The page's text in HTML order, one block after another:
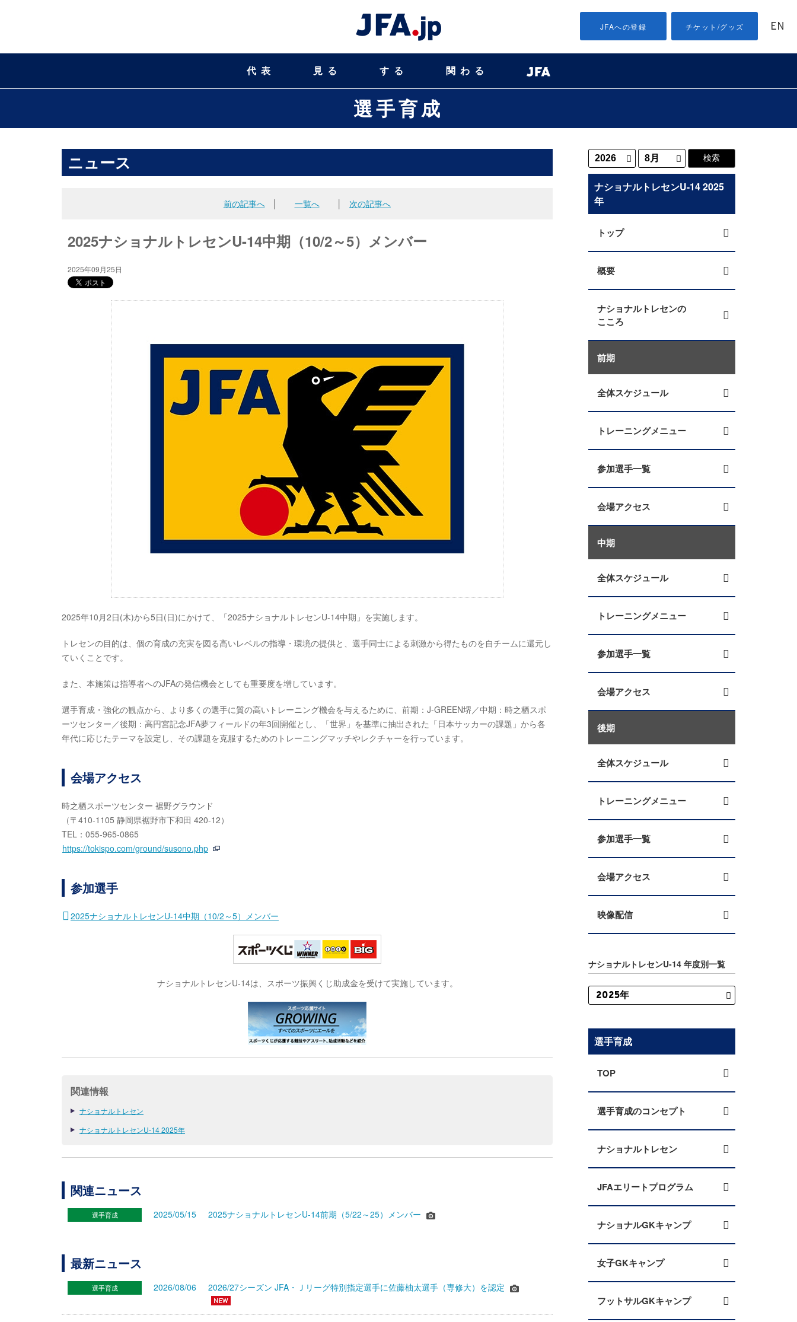
JFAへの登録 チケット/グッズ EN
代表 見る する 関わる
選手育成
ニュース
前の記事へ│ 一覧へ 次の記事へ
2025ナショナルトレセンU-14中期（10/2～5）メンバー
2025年09月25日
2025年10月2日(木)から5日(日)にかけて、「2025ナショナルトレセンU-14中期」を実施します。
トレセンの目的は、個の育成の充実を図る高いレベルの指導・環境の提供と、選手同士による刺激から得たものを自チームに還元し
ていくことです。
また、本施策は指導者へのJFAの発信機会としても重要度を増しています。
選手育成・強化の観点から、より多くの選手に質の高いトレーニング機会を与えるために、前期：J-GREEN堺／中期：時之栖スポ
ーツセンター／後期：高円宮記念JFA夢フィールドの年3回開催とし、「世界」を基準に抽出された「日本サッカーの課題」から各
年代に応じたテーマを設定し、その課題を克服するためのトレーニングマッチやレクチャーを行っています。
会場アクセス
時之栖スポーツセンター 裾野グラウンド
（〒410-1105 静岡県裾野市下和田 420-12）
TEL：055-965-0865
https://tokispo.com/ground/susono.php
参加選手
2025ナショナルトレセンU-14中期（10/2～5）メンバー
ナショナルトレセンU-14は、スポーツ振興くじ助成金を受けて実施しています。
関連情報
ナショナルトレセン
ナショナルトレセンU-14 2025年
関連ニュース
選手育成 2025/05/15 2025ナショナルトレセンU-14前期（5/22～25）メンバー
最新ニュース
選手育成 2026/08/06 2026/27シーズン JFA・Ｊリーグ特別指定選手に佐藤柚太選手（専修大）を認定
ナショナルトレセンU-14 2025
年
トップ
概要
ナショナルトレセンの
こころ
前期
全体スケジュール
トレーニングメニュー
参加選手一覧
会場アクセス
中期
全体スケジュール
トレーニングメニュー
参加選手一覧
会場アクセス
後期
全体スケジュール
トレーニングメニュー
参加選手一覧
会場アクセス
映像配信
ナショナルトレセンU-14 年度別一覧
選手育成
TOP
選手育成のコンセプト
ナショナルトレセン
JFAエリートプログラム
ナショナルGKキャンプ
女子GKキャンプ
フットサルGKキャンプ